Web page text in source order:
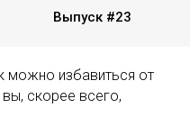
Выпуск #23
можно избавиться от
скорее всего,